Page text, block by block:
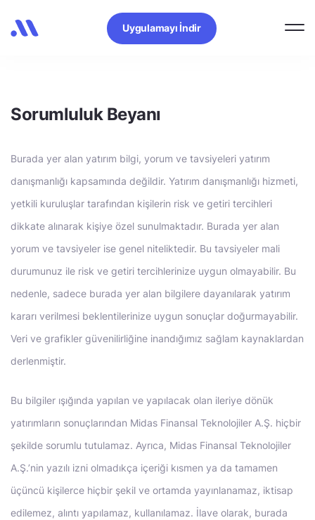
Uygulamayı İndir
Sorumluluk Beyanı
Burada yer alan yatırım bilgi, yorum ve tavsiyeleri yatırım
danışmanlığı kapsamında değildir. Yatırım danışmanlığı hizmeti,
yetkili kuruluşlar tarafından kişilerin risk ve getiri tercihleri
dikkate alınarak kişiye özel sunulmaktadır. Burada yer alan
yorum ve tavsiyeler ise genel niteliktedir. Bu tavsiyeler mali
durumunuz ile risk ve getiri tercihlerinize uygun olmayabilir. Bu
nedenle, sadece burada yer alan bilgilere dayanılarak yatırım
kararı verilmesi beklentilerinize uygun sonuçlar doğurmayabilir.
Veri ve grafikler güvenilirliğine inandığımız sağlam kaynaklardan
derlenmiştir.
Bu bilgiler ışığında yapılan ve yapılacak olan ileriye dönük
yatırımların sonuçlarından Midas Finansal Teknolojiler A.Ş. hiçbir
şekilde sorumlu tutulamaz. Ayrıca, Midas Finansal Teknolojiler
A.Ş.’nin yazılı izni olmadıkça içeriği kısmen ya da tamamen
üçüncü kişilerce hiçbir şekil ve ortamda yayınlanamaz, iktisap
edilemez, alıntı yapılamaz, kullanılamaz. İlave olarak, burada